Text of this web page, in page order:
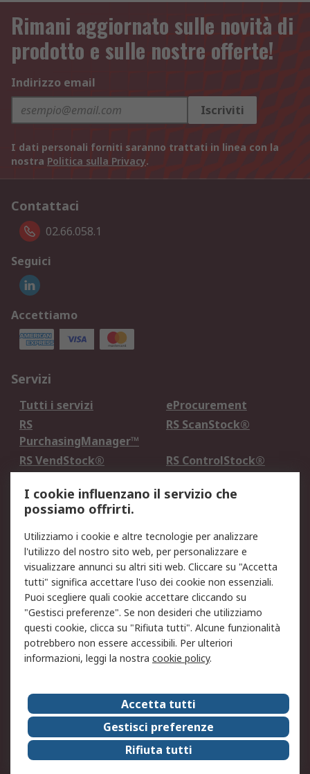
Rimani aggiornato sulle novità di
prodotto e sulle nostre offerte!
Indirizzo email
Iscriviti
I dati personali forniti saranno trattati in linea con la
nostra Politica sulla Privacy.
Contattaci
02.66.058.1
Seguici
Accettiamo
Servizi
Tutti i servizi
eProcurement
RS
PurchasingManager™
RS ScanStock®
RS VendStock®
RS ControlStock®
Legale
Informativa Cookie
Informativa Privacy -
Aggiornata
Email Security
Termini d'uso
Condizioni di vendita
Condizioni generali di
servizio
Etica e responsabilità
Chi Siamo
Chi Siamo
Contattaci
Supporto
ESG
Carriere
RS Group
Press Centre
Discovery: il Blog di RS
I cookie influenzano il servizio che
possiamo offrirti.
Utilizziamo i cookie e altre tecnologie per analizzare
l'utilizzo del nostro sito web, per personalizzare e
visualizzare annunci su altri siti web. Cliccare su "Accetta
tutti" significa accettare l'uso dei cookie non essenziali.
Puoi scegliere quali cookie accettare cliccando su
"Gestisci preferenze". Se non desideri che utilizziamo
questi cookie, clicca su "Rifiuta tutti". Alcune funzionalità
potrebbero non essere accessibili. Per ulteriori
informazioni, leggi la nostra cookie policy.
Accetta tutti
Gestisci preferenze
Rifiuta tutti